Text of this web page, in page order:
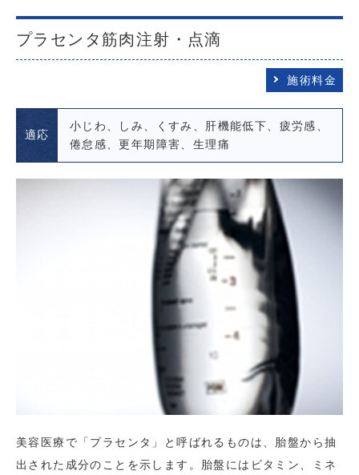
プラセンタ筋肉注射・点滴
施術料金
適応
小じわ、しみ、くすみ、肝機能低下、疲労感、
倦怠感、更年期障害、生理痛
美容医療で「プラセンタ」と呼ばれるものは、胎盤から抽
出された成分のことを示します。胎盤にはビタミン、ミネ